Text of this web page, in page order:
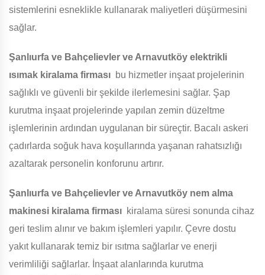
sistemlerini esneklikle kullanarak maliyetleri düşürmesini
sağlar.
Şanlıurfa ve Bahçelievler ve Arnavutköy elektrikli
ısımak kiralama firması bu hizmetler inşaat projelerinin
sağlıklı ve güvenli bir şekilde ilerlemesini sağlar. Şap
kurutma inşaat projelerinde yapılan zemin düzeltme
işlemlerinin ardından uygulanan bir süreçtir. Bacalı askeri
çadırlarda soğuk hava koşullarında yaşanan rahatsızlığı
azaltarak personelin konforunu artırır.
Şanlıurfa ve Bahçelievler ve Arnavutköy nem alma
makinesi kiralama firması kiralama süresi sonunda cihaz
geri teslim alınır ve bakım işlemleri yapılır. Çevre dostu
yakıt kullanarak temiz bir ısıtma sağlarlar ve enerji
verimliliği sağlarlar. İnşaat alanlarında kurutma